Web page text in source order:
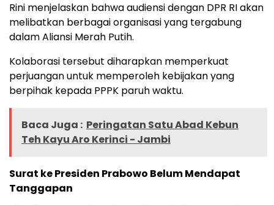
Rini menjelaskan bahwa audiensi dengan DPR RI akan
melibatkan berbagai organisasi yang tergabung
dalam Aliansi Merah Putih.
Kolaborasi tersebut diharapkan memperkuat
perjuangan untuk memperoleh kebijakan yang
berpihak kepada PPPK paruh waktu.
Baca Juga : Peringatan Satu Abad Kebun
Teh Kayu Aro Kerinci - Jambi
Surat ke Presiden Prabowo Belum Mendapat
Tanggapan